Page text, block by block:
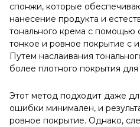
спонжи, которые
нанесение продукта и
тонального крема с помощью
тонкое и ровное покрытие с
Путем наслаивания
более плотного покрытия
Этот метод подходит даже
ошибки минимален, и
ровное покрытие. Однако,